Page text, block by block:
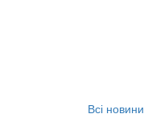
Всі новини